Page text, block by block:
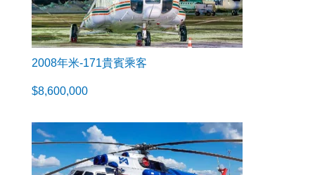
2008年米-171貴賓乘客
$8,600,000